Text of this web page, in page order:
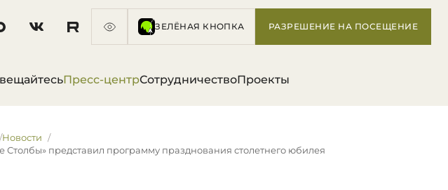
ЗЕЛЁНАЯ КНОПКА РАЗРЕШЕНИЕ НА ПОСЕЩЕНИЕ
Пресс-центрСотрудничествоПроекты
Новости
Столбы» представил программу празднования столетнего юбилея